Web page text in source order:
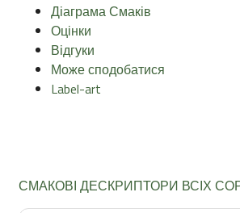
Діаграма Смаків
Оцінки
Відгуки
Може сподобатися
Label-art
СМАКОВІ ДЕСКРИПТОРИ ВСІХ